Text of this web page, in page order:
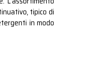
tipico di
in modo